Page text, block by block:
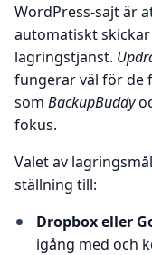
WordPress-sajt är
automatiskt
lagringstjänst.
fungerar väl för de
som BackupBuddy
fokus.
Valet av
ställning till:
Dropbox eller
igång med och